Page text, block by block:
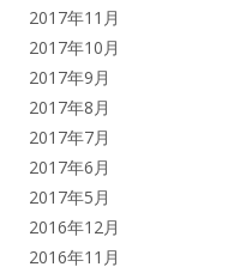
2017年11月
2017年10月
2017年9月
2017年8月
2017年7月
2017年6月
2017年5月
2016年12月
2016年11月